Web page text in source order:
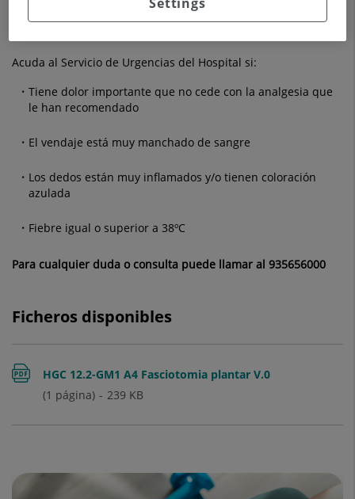
Acuda al Servicio de Urgencias del Hospital si:
Tiene dolor importante que no cede con la analgesia que
le han recomendado
El vendaje está muy manchado de sangre
Los dedos están muy inflamados y/o tienen coloración
azulada
Fiebre igual o superior a 38ºC
Para cualquier duda o consulta puede llamar al 935656000
Ficheros disponibles
HGC 12.2-GM1 A4 Fasciotomia plantar V.0
239 KB
(1 página)